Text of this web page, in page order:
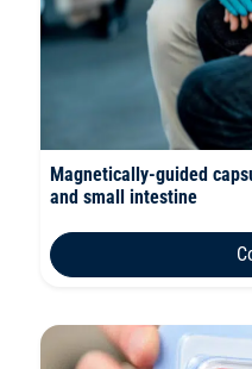
Magnetically-guided
and small intestine